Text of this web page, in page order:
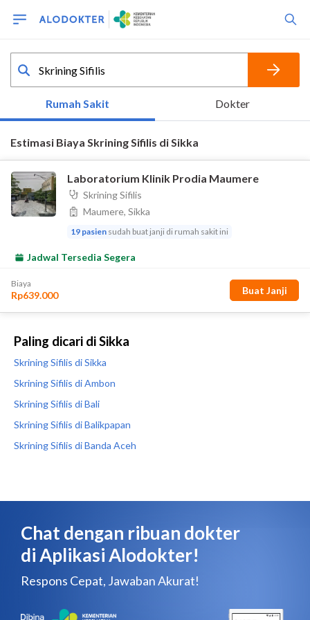
Paling dicari di Sikka
Skrining Sifilis di Sikka
Skrining Sifilis di Ambon
Skrining Sifilis di Bali
Skrining Sifilis di Balikpapan
Skrining Sifilis di Banda Aceh